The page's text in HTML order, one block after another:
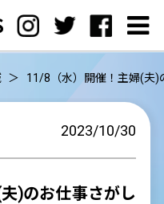
11/8（水）開催！主婦(夫)
2023/10/30
)のお仕事さがし